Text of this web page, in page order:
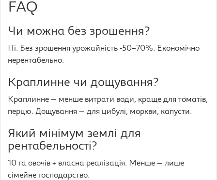
FAQ
Чи можна без зрошення?
Ні. Без зрошення урожайність -50–70%. Економічно
нерентабельно.
Краплинне чи дощування?
Краплинне — менше витрати води, краще для томатів,
перцю. Дощування — для цибулі, моркви, капусти.
Який мінімум землі для
рентабельності?
10 га овочів + власна реалізація. Менше — лише
сімейне господарство.